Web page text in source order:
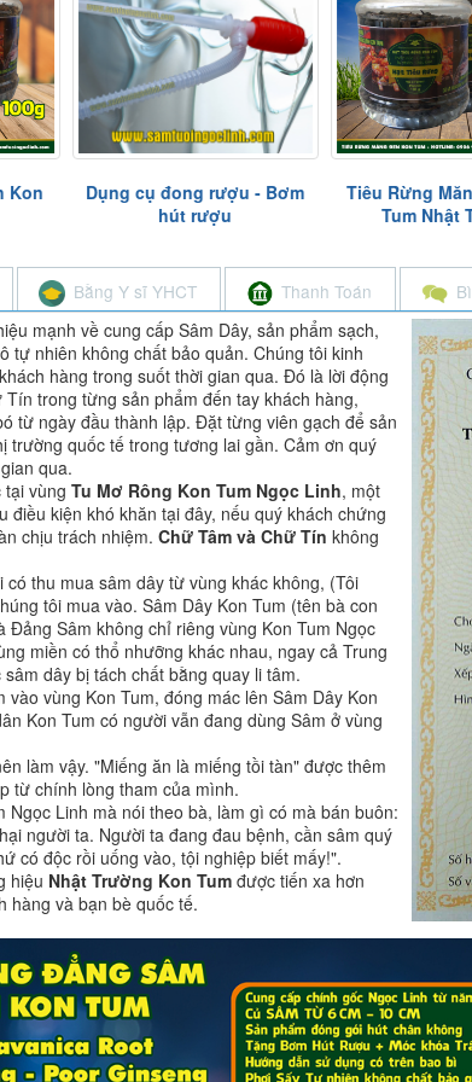
Bơm
Tiêu Rừng Măng Đen Kon
Tum Nhật Trường
Sơn Tra, Táo
Chát Ngọc
Bằng Y sĩ YHCT Thanh Toán
mạnh về cung cấp Sâm Dây, sản phẩm sạch,
tự nhiên không chất bảo quản. Chúng tôi kinh
hàng trong suốt thời gian qua. Đó là lời động
trong từng sản phẩm đến tay khách hàng,
từ ngày đầu thành lập. Đặt từng viên gạch để sản
trường quốc tế trong tương lai gần. Cảm ơn quý
qua.
vùng Tu Mơ Rông Kon Tum Ngọc Linh, một
kiện khó khăn tại đây, nếu quý khách chứng
chịu trách nhiệm. Chữ Tâm và Chữ Tín không
thu mua sâm dây từ vùng khác không, (Tôi
tôi mua vào. Sâm Dây Kon Tum (tên bà con
Sâm không chỉ riêng vùng Kon Tum Ngọc
miền có thổ nhưỡng khác nhau, ngay cả Trung
dây bị tách chất bằng quay li tâm.
vùng Kon Tum, đóng mác lên Sâm Dây Kon
Kon Tum có người vẫn đang dùng Sâm ở vùng
làm vậy. "Miếng ăn là miếng tồi tàn" được thêm
từ chính lòng tham của mình.
Linh mà nói theo bà, làm gì có mà bán buôn:
người ta. Người ta đang đau bệnh, cần sâm quý
có độc rồi uống vào, tội nghiệp biết mấy!".
hiệu Nhật Trường Kon Tum được tiến xa hơn
hàng và bạn bè quốc tế.